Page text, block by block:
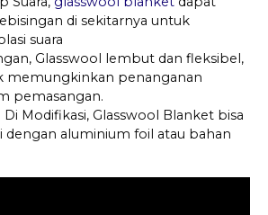
di sekitarnya untuk
suara
Glasswool lembut dan fleksibel,
memungkinkan penanganan
pemasangan.
Di Modifikasi, Glasswool Blanket bisa
dengan aluminium foil atau bahan